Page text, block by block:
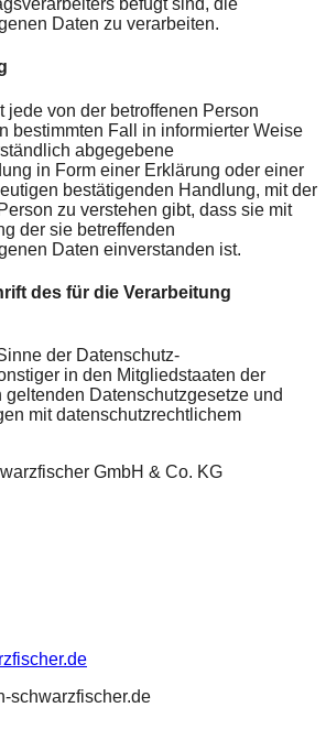
befugt sind, die
Daten zu verarbeiten.
jede von der betroffenen Person
bestimmten Fall in informierter Weise
abgegebene
in Form einer Erklärung oder einer
bestätigenden Handlung, mit der
zu verstehen gibt, dass sie mit
der sie betreffenden
Daten einverstanden ist.
des für die Verarbeitung
der Datenschutz-
in den Mitgliedstaaten der
Datenschutzgesetze und
mit datenschutzrechtlichem
GmbH & Co. KG
schwarzfischer.de